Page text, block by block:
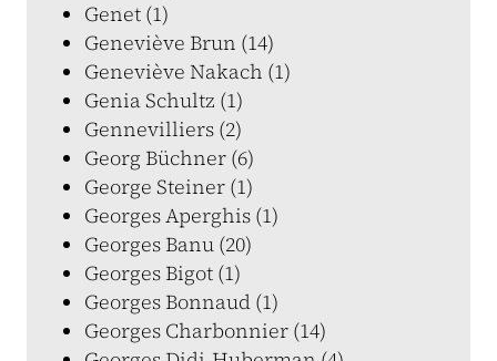
Genet (1)
Geneviève Brun (14)
Geneviève Nakach (1)
Genia Schultz (1)
Gennevilliers (2)
Georg Büchner (6)
George Steiner (1)
Georges Aperghis (1)
Georges Banu (20)
Georges Bigot (1)
Georges Bonnaud (1)
Georges Charbonnier (14)